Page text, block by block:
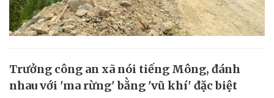
Trưởng công an xã nói tiếng Mông, đánh
nhau với 'ma rừng' bằng 'vũ khí' đặc biệt